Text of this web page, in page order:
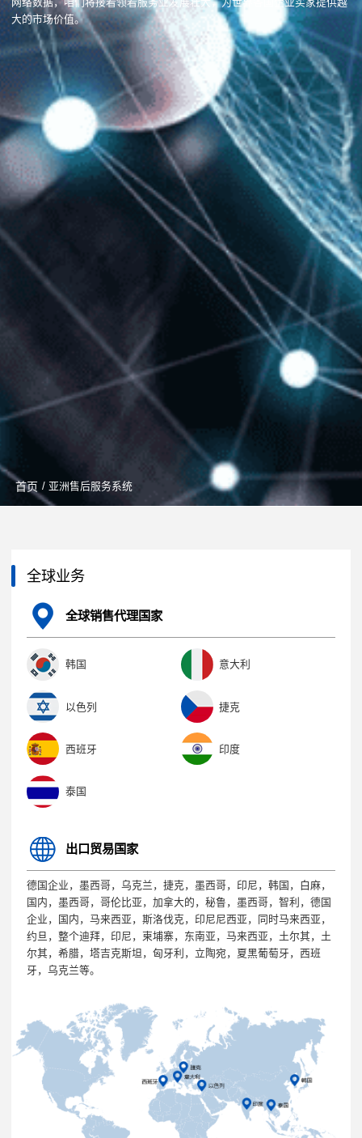
大的市场价值。
首页 / 亚洲售后服务系统
全球业务
全球销售代理国家
韩国 意大利
以色列 捷克
西班牙 印度
泰国
出口贸易国家
德国企业，墨西哥，乌克兰，捷克，墨西哥，印尼，韩国，白麻，
国内，墨西哥，哥伦比亚，加拿大的，秘鲁，墨西哥，智利，德国
企业，国内，马来西亚，斯洛伐克，印尼尼西亚，同时马来西亚，
约旦，整个迪拜，印尼，柬埔寨，东南亚，马来西亚，土尔其，土
尔其，希腊，塔吉克斯坦，匈牙利，立陶宛，夏黑葡萄牙，西班
牙，乌克兰等。